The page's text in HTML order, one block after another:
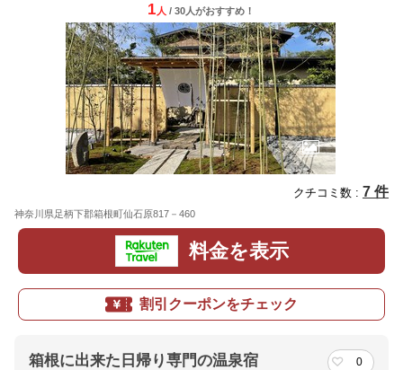
1 人 / 30人がおすすめ！
クチコミ数 : 7 件
神奈川県足柄下郡箱根町仙石原817－460
料金を表示
割引クーポンをチェック
箱根に出来た日帰り専門の温泉宿 0